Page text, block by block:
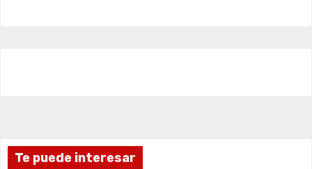
Te puede interesar